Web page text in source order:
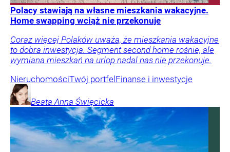
Polacy stawiają na własne mieszkania wakacyjne.
Home swapping wciąż nie przekonuje
Coraz więcej Polaków uważa, że mieszkania wakacyjne
to dobra inwestycja. Segment second home rośnie, ale
wymiana mieszkań na urlop nadal nas nie przekonuje.
NieruchomościTwój portfel Finanse i inwestycje
Beata Anna Święcicka